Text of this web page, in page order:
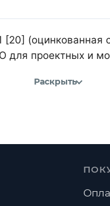
(оцинкованная
проектных и
Раскрыть